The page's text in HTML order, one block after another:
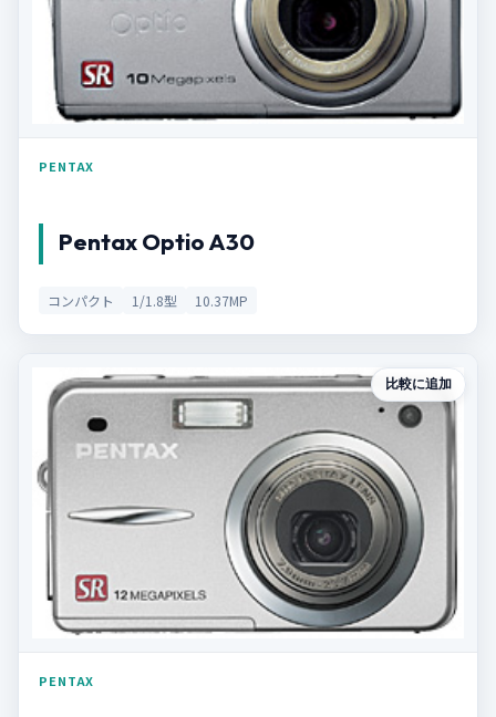
PENTAX
Pentax Optio A30
コンパクト 1/1.8型 10.37MP
比較に追加
PENTAX